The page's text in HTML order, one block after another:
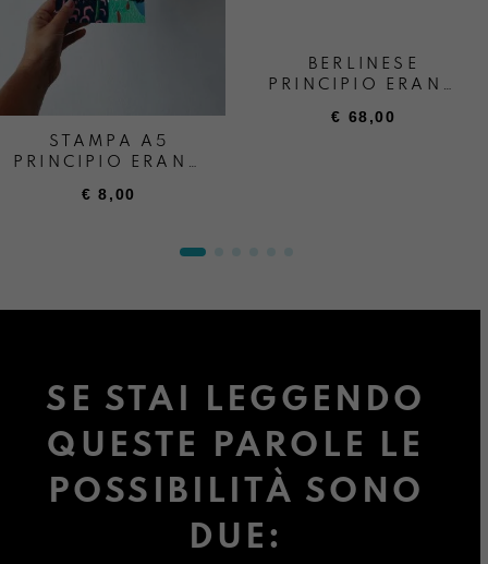
STAMPA A5
PRINCIPIO ERANO
€ 8,00
BERLINESE
PRINCIPIO ERANO
€ 68,00
SE STAI LEGGENDO
QUESTE PAROLE LE
POSSIBILITÀ SONO
DUE: